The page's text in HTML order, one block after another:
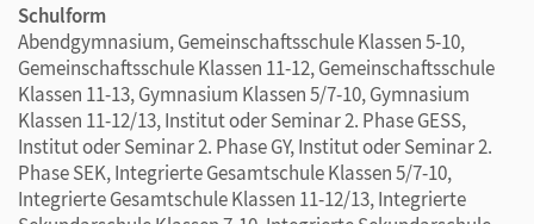
Schulform
Abendgymnasium, Gemeinschaftsschule Klassen 5-10,
Gemeinschaftsschule Klassen 11-12, Gemeinschaftsschule
Klassen 11-13, Gymnasium Klassen 5/7-10, Gymnasium
Klassen 11-12/13, Institut oder Seminar 2. Phase GESS,
Institut oder Seminar 2. Phase GY, Institut oder Seminar 2.
Phase SEK, Integrierte Gesamtschule Klassen 5/7-10,
Integrierte Gesamtschule Klassen 11-12/13, Integrierte